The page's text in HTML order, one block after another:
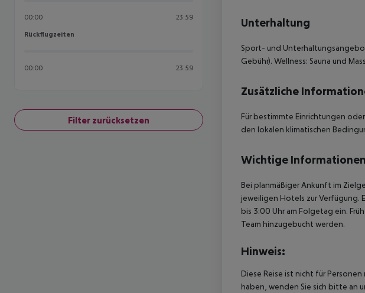
00:00 23:59
Rückflugzeiten
Rückflugzeiten
00:00 23:59
Filter zurücksetzen
Unterhaltung
Sport- und
Gebühr). Wellness: Sauna und
Zusätzliche
Für bestimmte Einrichtungen
den lokalen klimatischen
Wichtige Informationen
Bei planmäßiger Ankunft im
jeweiligen Hotels zur Verfügung.
bis 3:00 Uhr am Folgetag ein.
Team hinzugebucht werden.
Hinweis:
Diese Reise ist nicht für
haben, wenden Sie sich bitte an